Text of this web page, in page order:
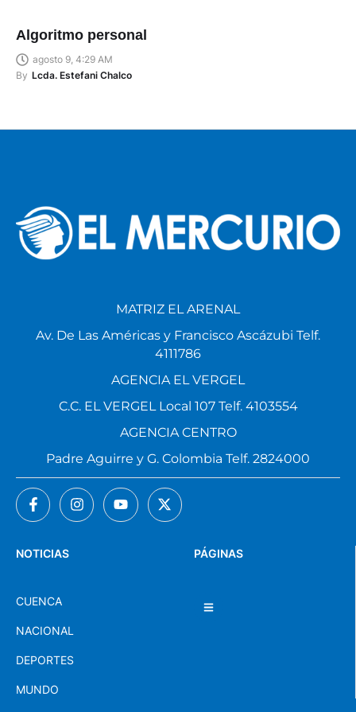
Algoritmo personal
agosto 9, 4:29 AM
By Lcda. Estefani Chalco
PÁGINAS
NOTICIAS
CUENCA
NACIONAL
DEPORTES
MUNDO
MATRIZ EL ARENAL
Av. De Las Américas y Francisco Ascázubi Telf.
4111786
AGENCIA EL VERGEL
C.C. EL VERGEL Local 107 Telf. 4103554
AGENCIA CENTRO
Padre Aguirre y G. Colombia Telf. 2824000